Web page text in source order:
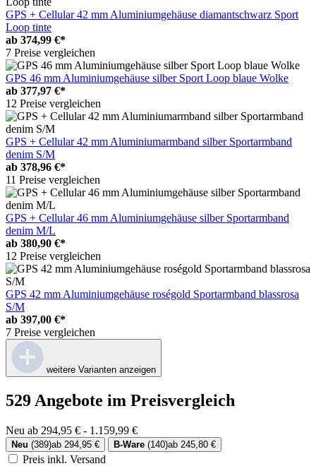
GPS + Cellular 42 mm Aluminiumgehäuse diamantschwarz Sport
Loop tinte
ab 374,99 €*
7 Preise vergleichen
GPS 46 mm Aluminiumgehäuse silber Sport Loop blaue Wolke
ab 377,97 €*
12 Preise vergleichen
GPS + Cellular 42 mm Aluminiumarmband silber Sportarmband
denim S/M
ab 378,96 €*
11 Preise vergleichen
GPS + Cellular 46 mm Aluminiumgehäuse silber Sportarmband
denim M/L
ab 380,90 €*
12 Preise vergleichen
GPS 42 mm Aluminiumgehäuse roségold Sportarmband blassrosa
S/M
ab 397,00 €*
7 Preise vergleichen
weitere Varianten anzeigen
529 Angebote im Preisvergleich
Neu ab 294,95 € - 1.159,99 €
Neu (389)ab 294,95 € B-Ware (140)ab 245,80 €
Preis inkl. Versand